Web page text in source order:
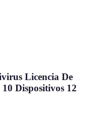
Licencia De
Dispositivos 12